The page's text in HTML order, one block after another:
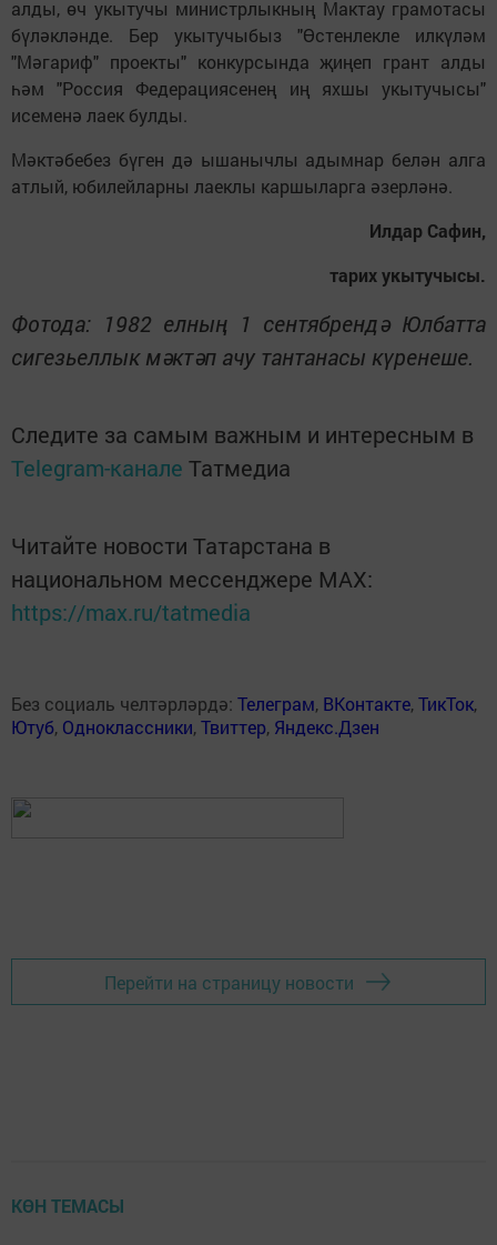
алды, өч укытучы министрлыкның Мактау грамотасы
бүләкләнде. Бер укытучыбыз "Өстенлекле илкүләм
"Мәгариф" проекты" конкурсында җиңеп грант алды
һәм "Россия Федерациясенең иң яхшы укытучысы"
исеменә лаек булды.
Мәктәбебез бүген дә ышанычлы адымнар белән алга
атлый, юбилейларны лаеклы каршыларга әзерләнә.
Илдар Сафин,
тарих укытучысы.
Фотода: 1982 елның 1 сентябрендә Юлбатта
сигезьеллык мәктәп ачу тантанасы күренеше.
Следите за самым важным и интересным в
Telegram-канале Татмедиа
Читайте новости Татарстана в
национальном мессенджере MАХ:
https://max.ru/tatmedia
Без социаль челтәрләрдә: Телеграм, ВКонтакте,ТикТок,
Ютуб, Одноклассники,Твиттер, Яндекс.Дзен
Перейти на страницу новости
КӨН ТЕМАСЫ